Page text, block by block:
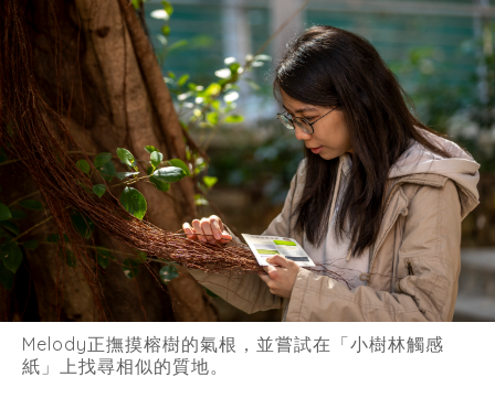
Melody正撫摸榕樹的氣根，並嘗試在「小樹林觸感
紙」上找尋相似的質地。